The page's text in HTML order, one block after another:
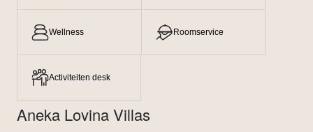
Aneka Lovina Villas
Wellness Roomservice
Activiteiten desk